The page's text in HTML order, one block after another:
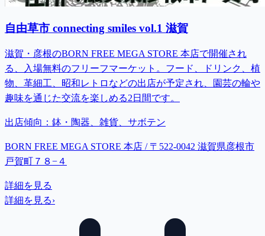
自由草市 connecting smiles vol.1 滋賀
滋賀・彦根のBORN FREE MEGA STORE 本店で開催され
る、入場無料のフリーフマーケット。フード、ドリンク、植
物、革細工、昭和レトロなどの出店が予定され、園芸の輪や
趣味を通じた交流を楽しめる2日間です。
出店傾向： 鉢・陶器、雑貨、サボテン
BORN FREE MEGA STORE 本店 / 〒522-0042 滋賀県彦根市
戸賀町７８−４
詳細を見る
詳細を見る›